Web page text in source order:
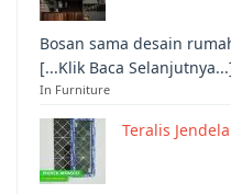
Bosan sama desain
[...Klik Baca
In Furniture
Teralis